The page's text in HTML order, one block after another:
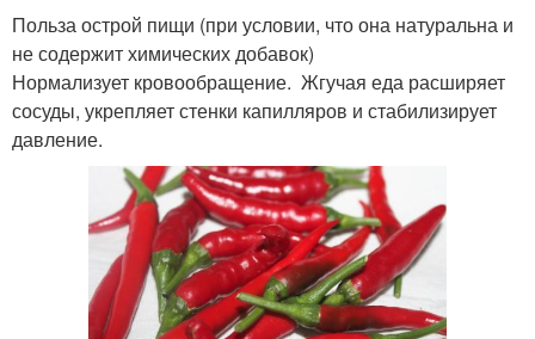
Польза острой пищи (при условии, что она натуральна и
не содержит химических добавок)
Нормализует кровообращение. Жгучая еда расширяет
сосуды, укрепляет стенки капилляров и стабилизирует
давление.